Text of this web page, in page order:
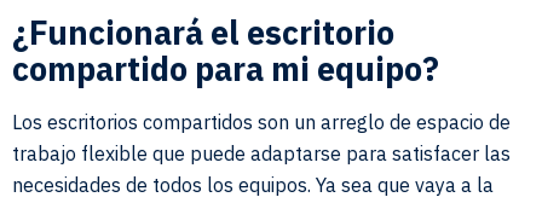
¿Funcionará el escritorio
compartido para mi equipo?
Los escritorios compartidos son un arreglo de espacio de
trabajo flexible que puede adaptarse para satisfacer las
necesidades de todos los equipos. Ya sea que vaya a la